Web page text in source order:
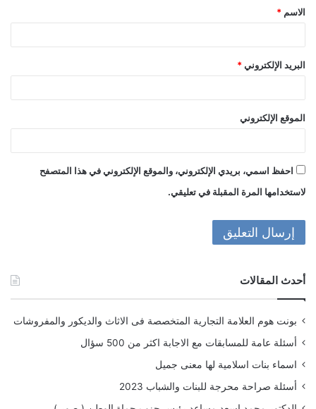
*
الاسم *
البريد الإلكتروني *
الموقع الإلكتروني
احفظ اسمي، بريدي الإلكتروني، والموقع الإلكتروني في هذا المتصفح
لاستخدامها المرة المقبلة في تعليقي.
أحدث المقالات
بونت هوم العلامة التجارية المتخصصة فى الاثاث والديكور والمفروشات
أسئلة عامة للمسابقات مع الاجابة اكثر من 500 سؤال
اسماء بنات اسلامية لها معنى جميل
أسئلة صراحة محرجة للبنات والشباب 2023